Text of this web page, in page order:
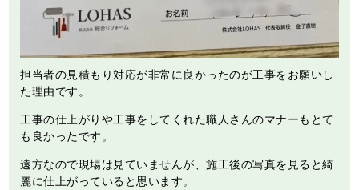
担当者の見積もり対応が非常に良かったのが工事をお願いし
た理由です。
工事の仕上がりや工事をしてくれた職人さんのマナーもとて
も良かったです。
遠方なので現場は見ていませんが、施工後の写真を見ると綺
麗に仕上がっていると思います。